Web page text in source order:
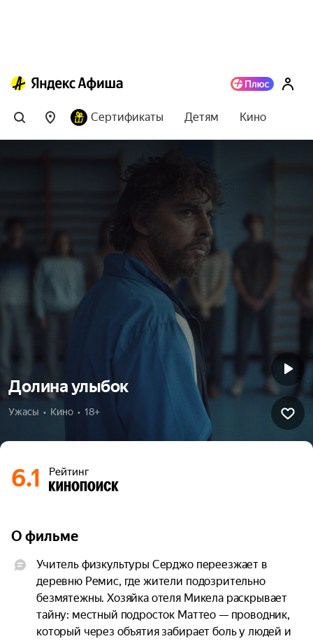
Сертификаты Детям Кино
Долина улыбок
Ужасы  •  Кино  •  18+
6.1 Рейтинг
О фильме
Учитель физкультуры Серджо переезжает в
деревню Ремис, где жители подозрительно
безмятежны. Хозяйка отеля Микела раскрывает
тайну: местный подросток Маттео — проводник,
который через объятия забирает боль у людей и